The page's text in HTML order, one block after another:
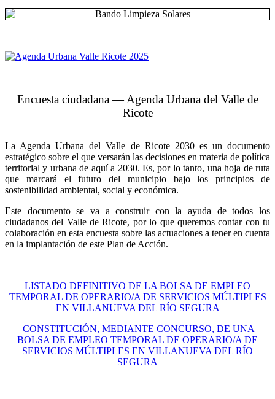
Encuesta ciudadana — Agenda Urbana del Valle de
Ricote
La Agenda Urbana del Valle de Ricote 2030 es un documento
estratégico sobre el que versarán las decisiones en materia de política
territorial y urbana de aquí a 2030. Es, por lo tanto, una hoja de ruta
que marcará el futuro del municipio bajo los principios de
sostenibilidad ambiental, social y económica.
Este documento se va a construir con la ayuda de todos los
ciudadanos del Valle de Ricote, por lo que queremos contar con tu
colaboración en esta encuesta sobre las actuaciones a tener en cuenta
en la implantación de este Plan de Acción.
LISTADO DEFINITIVO DE LA BOLSA DE EMPLEO
TEMPORAL DE OPERARIO/A DE SERVICIOS MÚLTIPLES
EN VILLANUEVA DEL RÍO SEGURA
CONSTITUCIÓN, MEDIANTE CONCURSO, DE UNA
BOLSA DE EMPLEO TEMPORAL DE OPERARIO/A DE
SERVICIOS MÚLTIPLES EN VILLANUEVA DEL RÍO
SEGURA